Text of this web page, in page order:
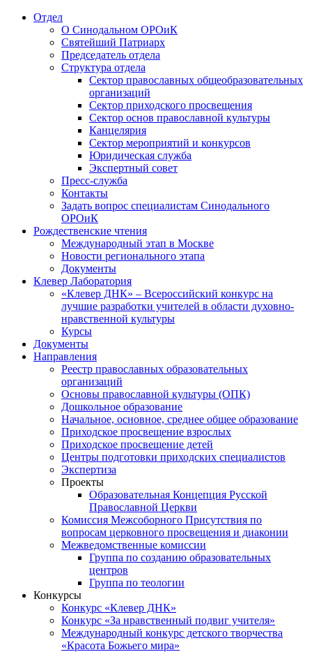
Отдел
О Синодальном ОРОиК
Святейший Патриарх
Председатель отдела
Структура отдела
Сектор православных общеобразовательных
организаций
Сектор приходского просвещения
Сектор основ православной культуры
Канцелярия
Сектор мероприятий и конкурсов
Юридическая служба
Экспертный совет
Пресс-служба
Контакты
Задать вопрос специалистам Синодального
ОРОиК
Рождественские чтения
Международный этап в Москве
Новости регионального этапа
Документы
Клевер Лаборатория
«Клевер ДНК» – Всероссийский конкурс на
лучшие разработки учителей в области духовно-
нравственной культуры
Курсы
Документы
Направления
Реестр православных образовательных
организаций
Основы православной культуры (ОПК)
Дошкольное образование
Начальное, основное, среднее общее образование
Приходское просвещение взрослых
Приходское просвещение детей
Центры подготовки приходских специалистов
Экспертиза
Проекты
Образовательная Концепция Русской
Православной Церкви
Комиссия Межсоборного Присутствия по
вопросам церковного просвещения и диаконии
Межведомственные комиссии
Группа по созданию образовательных
центров
Группа по теологии
Конкурсы
Конкурс «Клевер ДНК»
Конкурс «За нравственный подвиг учителя»
Международный конкурс детского творчества
«Красота Божьего мира»